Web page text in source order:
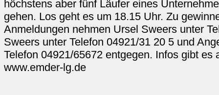
höchstens aber fünf Läufer eines
gehen. Los geht es um 18.15 Uhr. Zu
Anmeldungen nehmen Ursel Sweers unter
Sweers unter Telefon 04921/31 20 5 und
Telefon 04921/65672 entgegen. Infos gibt es
www.emder-lg.de